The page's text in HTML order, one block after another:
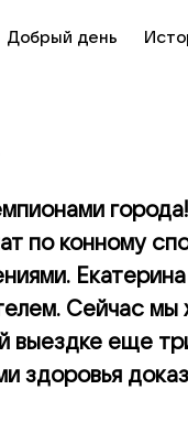
Добрый день
по конному
Сейчас мы
выездке еще
здоровья